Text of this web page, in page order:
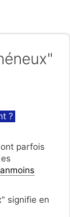
?
parfois
" signifie en